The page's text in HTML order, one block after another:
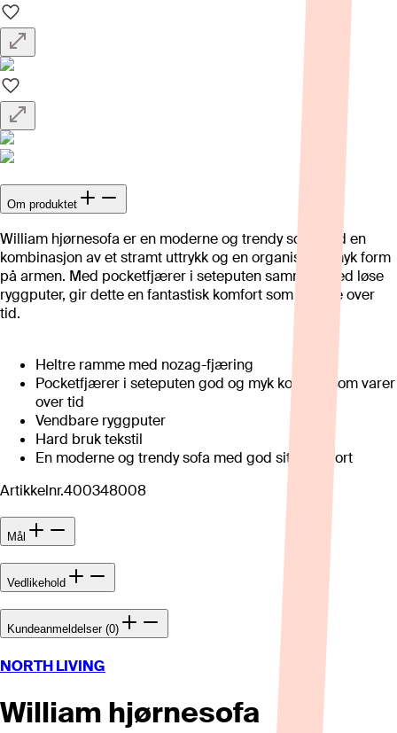
Om produktet
William hjørnesofa er en moderne og trendy sofa med en
kombinasjon av et stramt uttrykk og en organisk og myk form
på armen. Med pocketfjærer i seteputen sammen med løse
ryggputer, gir dette en fantastisk komfort som vil vare over
tid.
Heltre ramme med nozag-fjæring
Pocketfjærer i seteputen god og myk komfort som varer
over tid
Vendbare ryggputer
Hard bruk tekstil
En moderne og trendy sofa med god sittekomfort
Artikkelnr.400348008
Mål
Vedlikehold
Kundeanmeldelser (0)
NORTH LIVING
William hjørnesofa